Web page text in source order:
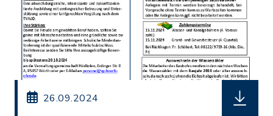
26.09.2024